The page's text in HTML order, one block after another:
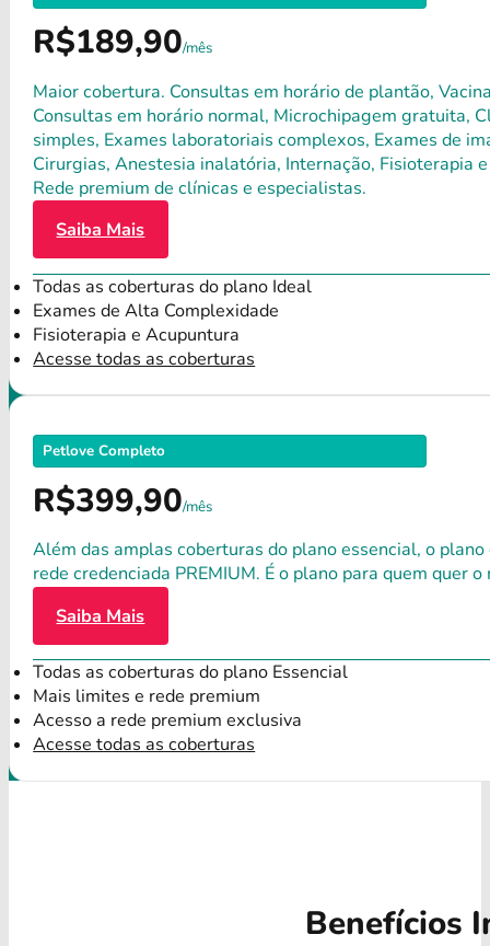
R$189,90/mês
Maior cobertura. Consultas em horário de plantão,
Consultas em horário normal, Microchipagem gratuita,
simples, Exames laboratoriais complexos, Exames de
Cirurgias, Anestesia inalatória, Internação, Fisioterapia
Rede premium de clínicas e especialistas.
Saiba Mais
Todas as coberturas do plano Ideal
Exames de Alta Complexidade
Fisioterapia e Acupuntura
Acesse todas as coberturas
Petlove Completo
R$399,90/mês
Além das amplas coberturas do plano essencial, o
rede credenciada PREMIUM. É o plano para quem quer
Saiba Mais
Todas as coberturas do plano Essencial
Mais limites e rede premium
Acesso a rede premium exclusiva
Acesse todas as coberturas
Benefícios